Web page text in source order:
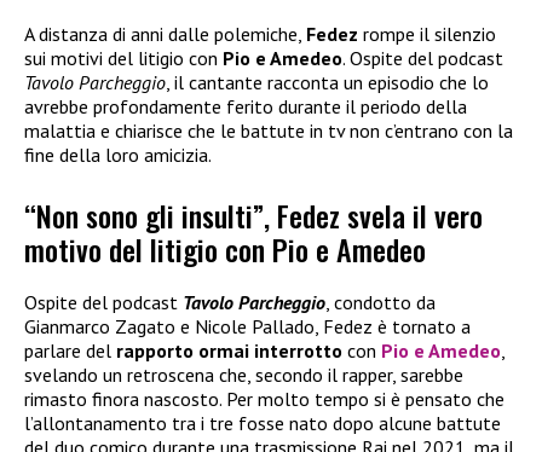
A distanza di anni dalle polemiche, Fedez rompe il silenzio
sui motivi del litigio con Pio e Amedeo. Ospite del podcast
Tavolo Parcheggio , il cantante racconta un episodio che lo
avrebbe profondamente ferito durante il periodo della
malattia e chiarisce che le battute in tv non c’entrano con la
fine della loro amicizia.
“Non sono gli insulti”, Fedez svela il vero
motivo del litigio con Pio e Amedeo
Ospite del podcast Tavolo Parcheggio, condotto da
Gianmarco Zagato e Nicole Pallado, Fedez è tornato a
parlare del rapporto ormai interrotto con Pio e Amedeo,
svelando un retroscena che, secondo il rapper, sarebbe
rimasto finora nascosto. Per molto tempo si è pensato che
l’allontanamento tra i tre fosse nato dopo alcune battute